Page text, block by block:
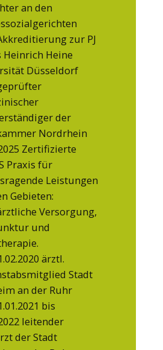
an den
zur PJ
Heinrich Heine
Düsseldorf
der
Nordrhein
Zertifizierte
Praxis für
Leistungen
Gebieten:
Versorgung,
und
ärztl.
Stadt
an der Ruhr
bis
leitender
der Stadt